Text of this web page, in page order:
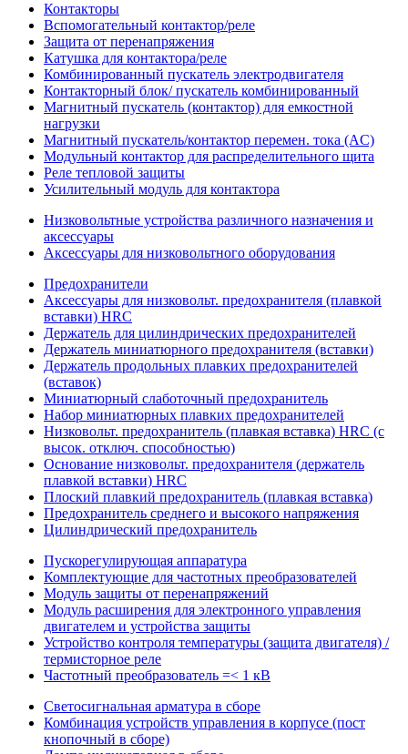
Контакторы
Вспомогательный контактор/реле
Защита от перенапряжения
Катушка для контактора/реле
Комбинированный пускатель электродвигателя
Контакторный блок/ пускатель комбинированный
Магнитный пускатель (контактор) для емкостной
нагрузки
Магнитный пускатель/контактор перемен. тока (AC)
Модульный контактор для распределительного щита
Реле тепловой защиты
Усилительный модуль для контактора
Низковольтные устройства различного назначения и
аксессуары
Аксессуары для низковольтного оборудования
Предохранители
Аксессуары для низковольт. предохранителя (плавкой
вставки) HRC
Держатель для цилиндрических предохранителей
Держатель миниатюрного предохранителя (вставки)
Держатель продольных плавких предохранителей
(вставок)
Миниатюрный слаботочный предохранитель
Набор миниатюрных плавких предохранителей
Низковольт. предохранитель (плавкая вставка) HRC (с
высок. отключ. способностью)
Основание низковольт. предохранителя (держатель
плавкой вставки) HRC
Плоский плавкий предохранитель (плавкая вставка)
Предохранитель среднего и высокого напряжения
Цилиндрический предохранитель
Пускорегулирующая аппаратура
Комплектующие для частотных преобразователей
Модуль защиты от перенапряжений
Модуль расширения для электронного управления
двигателем и устройства защиты
Устройство контроля температуры (защита двигателя) /
термисторное реле
Частотный преобразователь =< 1 кВ
Светосигнальная арматура в сборе
Комбинация устройств управления в корпусе (пост
кнопочный в сборе)